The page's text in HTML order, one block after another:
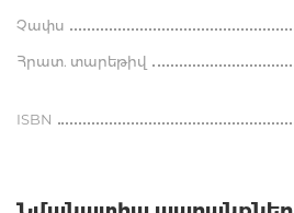
Չափս
Հրատ. տարեթիվ
ISBN